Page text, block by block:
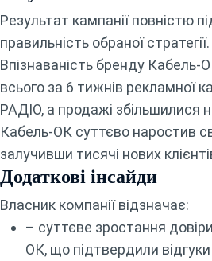
Результат кампанії повністю
правильність обраної стратегії.
Впізнаваність бренду Кабель-
всього за 6 тижнів рекламної
РАДІО, а продажі збільшилися
Кабель-ОК суттєво наростив
залучивши тисячі нових
Додаткові інсайди
Власник компанії відзначає:
– суттєве зростання
ОК, що підтвердили відгуки